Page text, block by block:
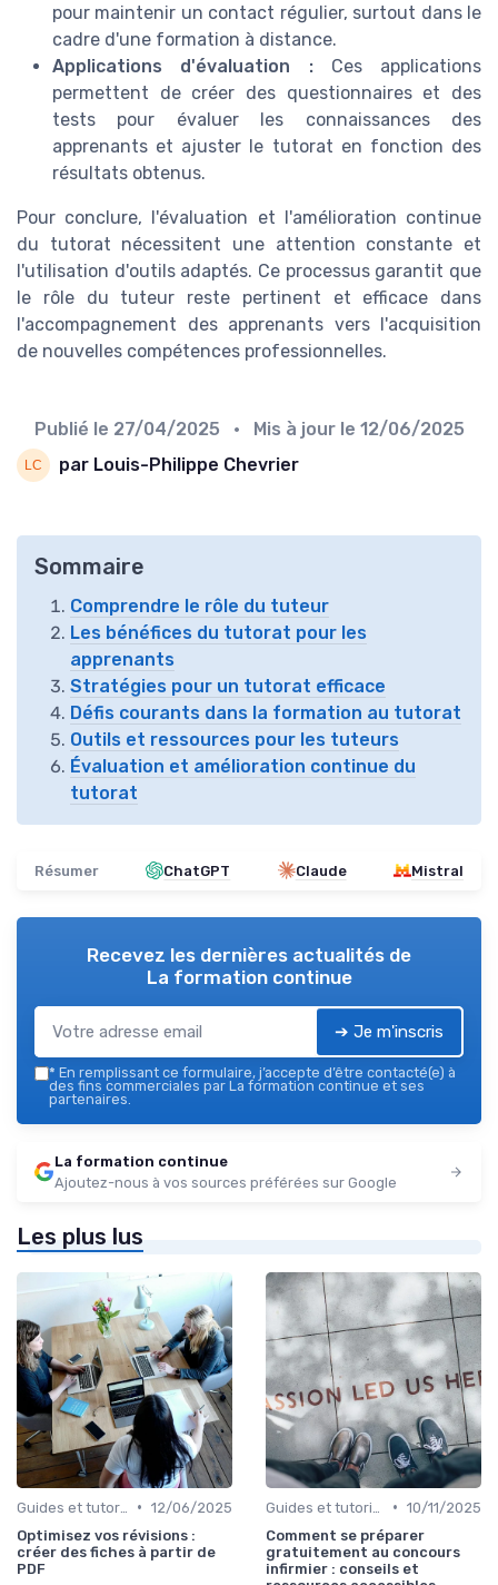
pour maintenir un contact régulier, surtout dans le
cadre d'une formation à distance.
Applications d'évaluation :Ces applications
permettent de créer des questionnaires et des
tests pour évaluer les connaissances des
apprenants et ajuster le tutorat en fonction des
résultats obtenus.
Pour conclure, l'évaluation et l'amélioration continue
du tutorat nécessitent une attention constante et
l'utilisation d'outils adaptés. Ce processus garantit que
le rôle du tuteur reste pertinent et efficace dans
l'accompagnement des apprenants vers l'acquisition
de nouvelles compétences professionnelles.
Publié le 27/04/2025 • Mis à jour le 12/06/2025
par Louis-Philippe Chevrier
Sommaire
Comprendre le rôle du tuteur
Les bénéfices du tutorat pour les
apprenants
Stratégies pour un tutorat efficace
Défis courants dans la formation au tutorat
Outils et ressources pour les tuteurs
Évaluation et amélioration continue du
tutorat
Résumer ChatGPT Claude Mistral
Recevez les dernières actualités de
La formation continue
➔ Je m'inscris
* En remplissant ce formulaire, j’accepte d’être contacté(e) à
des fins commerciales par La formation continue et ses
partenaires.
La formation continue
Ajoutez-nous à vos sources préférées sur Google
Les plus lus
• 12/06/2025
Optimisez vos révisions :
créer des fiches à partir de
PDF
• 10/11/2025
Comment se préparer
gratuitement au concours
infirmier : conseils et